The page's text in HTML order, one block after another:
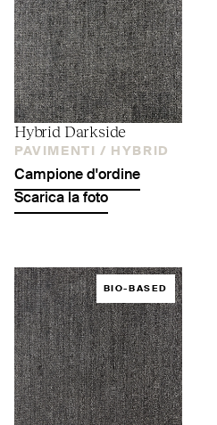
Hybrid Darkside
PAVIMENTI / HYBRID
Campione d'ordine
Scarica la foto
BIO-BASED